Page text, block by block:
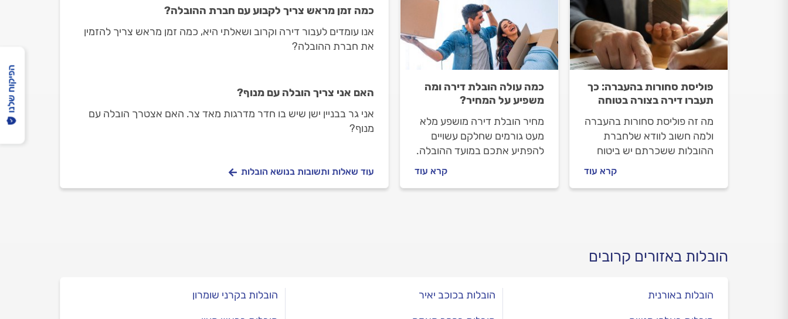
פוליסת סחורות בהעברה: כך
תעברו דירה בצורה בטוחה
מה זה פוליסת סחורות בהעברה
ולמה חשוב לוודא שלחברת
ההובלות ששכרתם יש ביטוח
נשרט הטלוויזיה נסדקה וגרוע
מזה. מה שחשוב לדעת על
קרא עוד
כמה עולה הובלת דירה ומה
משפיע על המחיר?
מחיר הובלת דירה מושפע מלא
מעט גורמים שחלקם עשויים
להפתיע אתכם במועד ההובלה.
עלות הובלה, מה משפיע על
המחיר ואיך ניתן להימנע
קרא עוד
כמה זמן מראש צריך לקבוע עם חברת ההובלה?
אנו עומדים לעבור דירה וקרוב ושאלתי היא, כמה זמן מראש צריך להזמין
את חברת ההובלה?
האם אני צריך הובלה עם מנוף?
אני גר בבניין ישן שיש בו חדר מדרגות מאד צר. האם אצטרך הובלה עם
מנוף?
עוד שאלות ותשובות בנושא הובלות
הובלות באזורים קרובים
הובלות באורנית
הובלות בכוכב יאיר
הובלות בקרני שומרון
הפיקוח שלנו